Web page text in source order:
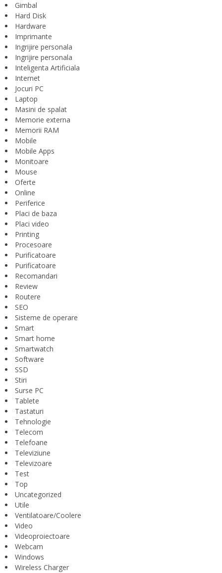
Gimbal
Hard Disk
Hardware
Imprimante
Ingrijire personala
Ingrijire personala
Inteligenta Artificiala
Internet
Jocuri PC
Laptop
Masini de spalat
Memorie externa
Memorii RAM
Mobile
Mobile Apps
Monitoare
Mouse
Oferte
Online
Periferice
Placi de baza
Placi video
Printing
Procesoare
Purificatoare
Purificatoare
Recomandari
Review
Routere
SEO
Sisteme de operare
Smart
Smart home
Smartwatch
Software
SSD
Stiri
Surse PC
Tablete
Tastaturi
Tehnologie
Telecom
Telefoane
Televiziune
Televizoare
Test
Top
Uncategorized
Utile
Ventilatoare/Coolere
Video
Videoproiectoare
Webcam
Windows
Wireless Charger